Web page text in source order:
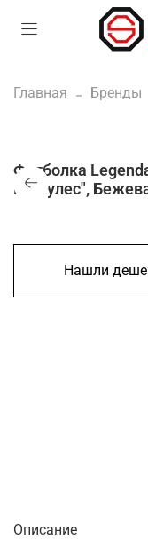
Главная Бренды
Футболка
Геркулес",
Нашли
Описание